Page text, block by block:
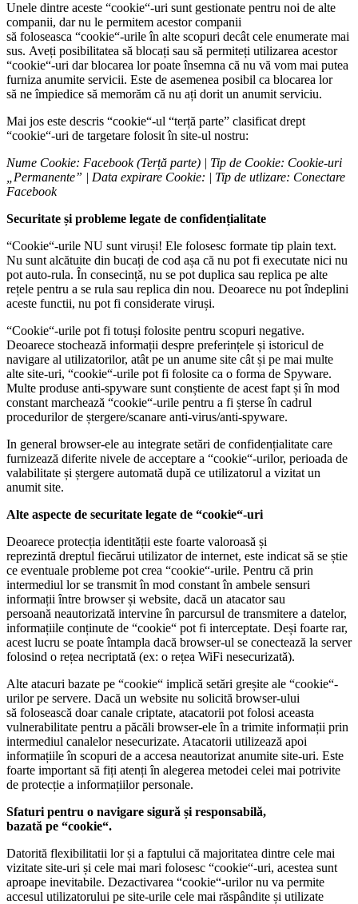
Unele dintre aceste “cookie“-uri sunt gestionate pentru noi de alte
companii, dar nu le permitem acestor companii
să foloseasca “cookie“-urile în alte scopuri decât cele enumerate mai
sus. Aveți posibilitatea să blocați sau să permiteți utilizarea acestor
“cookie“-uri dar blocarea lor poate însemna că nu vă vom mai putea
furniza anumite servicii. Este de asemenea posibil ca blocarea lor
să ne împiedice să memorăm că nu ați dorit un anumit serviciu.
Mai jos este descris “cookie“-ul “terță parte” clasificat drept
“cookie“-uri de targetare folosit în site-ul nostru:
Nume Cookie: Facebook (Terță parte) | Tip de Cookie: Cookie-uri
„Permanente” | Data expirare Cookie: | Tip de utlizare: Conectare
Facebook
Securitate și probleme legate de confidențialitate
“Cookie“-urile NU sunt viruși! Ele folosesc formate tip plain text.
Nu sunt alcătuite din bucați de cod așa că nu pot fi executate nici nu
pot auto-rula. În consecință, nu se pot duplica sau replica pe alte
rețele pentru a se rula sau replica din nou. Deoarece nu pot îndeplini
aceste functii, nu pot fi considerate viruși.
“Cookie“-urile pot fi totuși folosite pentru scopuri negative.
Deoarece stochează informații despre preferințele și istoricul de
navigare al utilizatorilor, atât pe un anume site cât și pe mai multe
alte site-uri, “cookie“-urile pot fi folosite ca o forma de Spyware.
Multe produse anti-spyware sunt conștiente de acest fapt și în mod
constant marchează “cookie“-urile pentru a fi șterse în cadrul
procedurilor de ștergere/scanare anti-virus/anti-spyware.
In general browser-ele au integrate setări de confidențialitate care
furnizează diferite nivele de acceptare a “cookie“-urilor, perioada de
valabilitate și ștergere automată după ce utilizatorul a vizitat un
anumit site.
Alte aspecte de securitate legate de “cookie“-uri
Deoarece protecția identității este foarte valoroasă și
reprezintă dreptul fiecărui utilizator de internet, este indicat să se știe
ce eventuale probleme pot crea “cookie“-urile. Pentru că prin
intermediul lor se transmit în mod constant în ambele sensuri
informații între browser și website, dacă un atacator sau
persoană neautorizată intervine în parcursul de transmitere a datelor,
informațiile conținute de “cookie“ pot fi interceptate. Deși foarte rar,
acest lucru se poate întampla dacă browser-ul se conectează la server
folosind o rețea necriptată (ex: o rețea WiFi nesecurizată).
Alte atacuri bazate pe “cookie“ implică setări greșite ale “cookie“-
urilor pe servere. Dacă un website nu solicită browser-ului
să folosească doar canale criptate, atacatorii pot folosi aceasta
vulnerabilitate pentru a păcăli browser-ele în a trimite informații prin
intermediul canalelor nesecurizate. Atacatorii utilizează apoi
informațiile în scopuri de a accesa neautorizat anumite site-uri. Este
foarte important să fiți atenți în alegerea metodei celei mai potrivite
de protecție a informațiilor personale.
Sfaturi pentru o navigare sigură și responsabilă,
bazată pe “cookie“.
Datorită flexibilitatii lor și a faptului că majoritatea dintre cele mai
vizitate site-uri și cele mai mari folosesc “cookie“-uri, acestea sunt
aproape inevitabile. Dezactivarea “cookie“-urilor nu va permite
accesul utilizatorului pe site-urile cele mai răspândite și utilizate